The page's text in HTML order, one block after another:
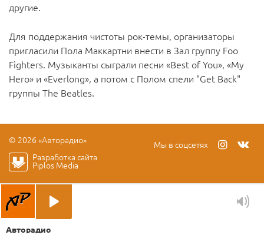
другие.
Для поддержания чистоты рок-темы, организаторы
пригласили Пола Маккартни внести в Зал группу Foo
Fighters. Музыканты сыграли песни «Best of You», «My
Hero» и «Everlong», а потом с Полом спели "Get Back"
группы The Beatles.
© 2026 «Авторадио»
Мы в соцсетях
Разработка сайта
Piplos Media
Авторадио